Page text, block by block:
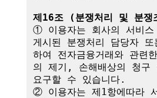
제16조 (분쟁처리 및 분쟁
① 이용자는 회사의 서비스
게시된 분쟁처리 담당자
하여 전자금융거래와 관련
의 제기, 손해배상의 청구
요구할 수 있습니다.
② 이용자는 제1항에따라